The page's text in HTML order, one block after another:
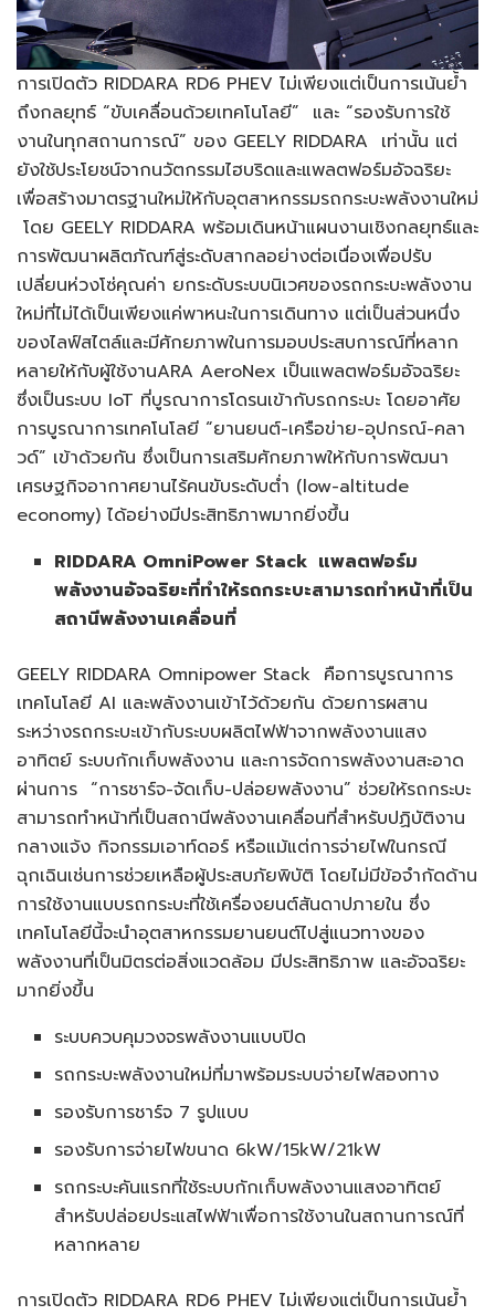
การเปิดตัว RIDDARA RD6 PHEV ไม่เพียงแต่เป็นการเน้นย้ำ
ถึงกลยุทธ์ “ขับเคลื่อนด้วยเทคโนโลยี” และ “รองรับการใช้
งานในทุกสถานการณ์” ของ GEELY RIDDARA เท่านั้น แต่
ยังใช้ประโยชน์จากนวัตกรรมไฮบริดและแพลตฟอร์มอัจฉริยะ
เพื่อสร้างมาตรฐานใหม่ให้กับอุตสาหกรรมรถกระบะพลังงานใหม่
โดย GEELY RIDDARA พร้อมเดินหน้าแผนงานเชิงกลยุทธ์และ
การพัฒนาผลิตภัณฑ์สู่ระดับสากลอย่างต่อเนื่องเพื่อปรับ
เปลี่ยนห่วงโซ่คุณค่า ยกระดับระบบนิเวศของรถกระบะพลังงาน
ใหม่ที่ไม่ได้เป็นเพียงแค่พาหนะในการเดินทาง แต่เป็นส่วนหนึ่ง
ของไลฟ์สไตล์และมีศักยภาพในการมอบประสบการณ์ที่หลาก
หลายให้กับผู้ใช้งานARA AeroNex เป็นแพลตฟอร์มอัจฉริยะ
ซึ่งเป็นระบบ IoT ที่บูรณาการโดรนเข้ากับรถกระบะ โดยอาศัย
การบูรณาการเทคโนโลยี “ยานยนต์-เครือข่าย-อุปกรณ์-คลา
วด์” เข้าด้วยกัน ซึ่งเป็นการเสริมศักยภาพให้กับการพัฒนา
เศรษฐกิจอากาศยานไร้คนขับระดับต่ำ (low-altitude
economy) ได้อย่างมีประสิทธิภาพมากยิ่งขึ้น
RIDDARA OmniPower Stack แพลตฟอร์ม
พลังงานอัจฉริยะที่ทำให้รถกระบะสามารถทำหน้าที่เป็น
สถานีพลังงานเคลื่อนที่
GEELY RIDDARA Omnipower Stack คือการบูรณาการ
เทคโนโลยี AI และพลังงานเข้าไว้ด้วยกัน ด้วยการผสาน
ระหว่างรถกระบะเข้ากับระบบผลิตไฟฟ้าจากพลังงานแสง
อาทิตย์ ระบบกักเก็บพลังงาน และการจัดการพลังงานสะอาด
ผ่านการ “การชาร์จ-จัดเก็บ-ปล่อยพลังงาน” ช่วยให้รถกระบะ
สามารถทำหน้าที่เป็นสถานีพลังงานเคลื่อนที่สำหรับปฏิบัติงาน
กลางแจ้ง กิจกรรมเอาท์ดอร์ หรือแม้แต่การจ่ายไฟในกรณี
ฉุกเฉินเช่นการช่วยเหลือผู้ประสบภัยพิบัติ โดยไม่มีข้อจำกัดด้าน
การใช้งานแบบรถกระบะที่ใช้เครื่องยนต์สันดาปภายใน ซึ่ง
เทคโนโลยีนี้จะนำอุตสาหกรรมยานยนต์ไปสู่แนวทางของ
พลังงานที่เป็นมิตรต่อสิ่งแวดล้อม มีประสิทธิภาพ และอัจฉริยะ
มากยิ่งขึ้น
ระบบควบคุมวงจรพลังงานแบบปิด
รถกระบะพลังงานใหม่ที่มาพร้อมระบบจ่ายไฟสองทาง
รองรับการชาร์จ 7 รูปแบบ
รองรับการจ่ายไฟขนาด 6kW/15kW/21kW
รถกระบะคันแรกที่ใช้ระบบกักเก็บพลังงานแสงอาทิตย์
สำหรับปล่อยประแสไฟฟ้าเพื่อการใช้งานในสถานการณ์ที่
หลากหลาย
การเปิดตัว RIDDARA RD6 PHEV ไม่เพียงแต่เป็นการเน้นย้ำ